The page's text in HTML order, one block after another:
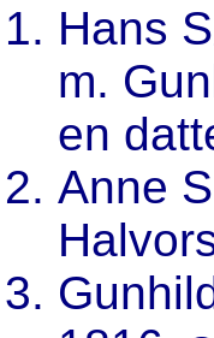
Hans
m.
en
Anne